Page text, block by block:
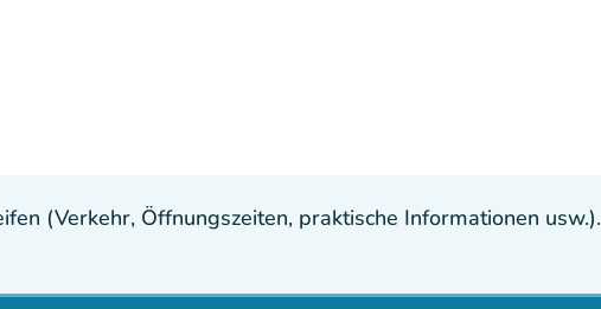
(Verkehr, Öffnungszeiten, praktische Informationen usw.).